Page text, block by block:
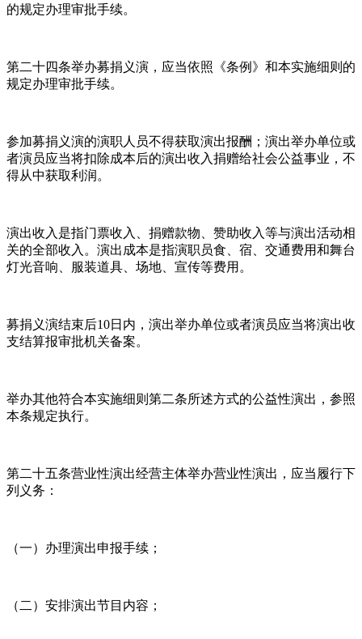
的规定办理审批手续。
第二十四条举办募捐义演，应当依照《条例》和本实施细则的
规定办理审批手续。
参加募捐义演的演职人员不得获取演出报酬；演出举办单位或
者演员应当将扣除成本后的演出收入捐赠给社会公益事业，不
得从中获取利润。
演出收入是指门票收入、捐赠款物、赞助收入等与演出活动相
关的全部收入。演出成本是指演职员食、宿、交通费用和舞台
灯光音响、服装道具、场地、宣传等费用。
募捐义演结束后10日内，演出举办单位或者演员应当将演出收
支结算报审批机关备案。
举办其他符合本实施细则第二条所述方式的公益性演出，参照
本条规定执行。
第二十五条营业性演出经营主体举办营业性演出，应当履行下
列义务：
（一）办理演出申报手续；
（二）安排演出节目内容；